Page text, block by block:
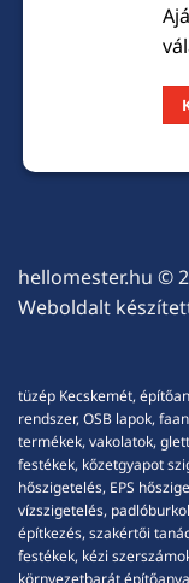
hellomester.hu ©
Weboldalt
tüzép Kecskemét,
rendszer, OSB lapok,
termékek, vakolatok,
festékek, kőzetgyapot
hőszigetelés, EPS
vízszigetelés,
építkezés, szakértői
festékek, kézi
környezetbarát